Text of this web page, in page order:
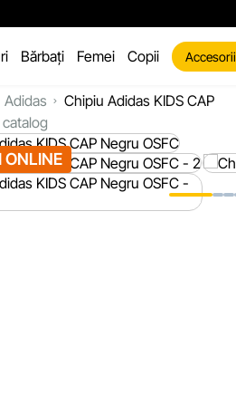
Bărbați Femei Copii Accesorii
Adidas
Chipiu Adidas KIDS CAP